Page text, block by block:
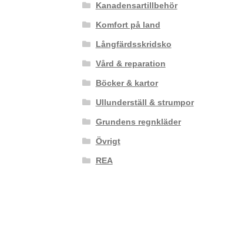
Kanadensartillbehör
Komfort på land
Långfärdsskridsko
Vård & reparation
Böcker & kartor
Ullunderställ & strumpor
Grundens regnkläder
Övrigt
REA